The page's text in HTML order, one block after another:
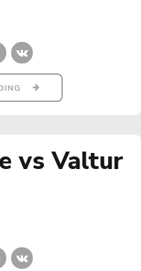
vs Valtur